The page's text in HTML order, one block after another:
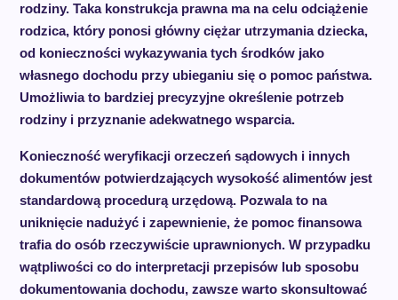
rodziny. Taka konstrukcja prawna ma na celu odciążenie
rodzica, który ponosi główny ciężar utrzymania dziecka,
od konieczności wykazywania tych środków jako
własnego dochodu przy ubieganiu się o pomoc państwa.
Umożliwia to bardziej precyzyjne określenie potrzeb
rodziny i przyznanie adekwatnego wsparcia.
Konieczność weryfikacji orzeczeń sądowych i innych
dokumentów potwierdzających wysokość alimentów jest
standardową procedurą urzędową. Pozwala to na
uniknięcie nadużyć i zapewnienie, że pomoc finansowa
trafia do osób rzeczywiście uprawnionych. W przypadku
wątpliwości co do interpretacji przepisów lub sposobu
dokumentowania dochodu, zawsze warto skonsultować